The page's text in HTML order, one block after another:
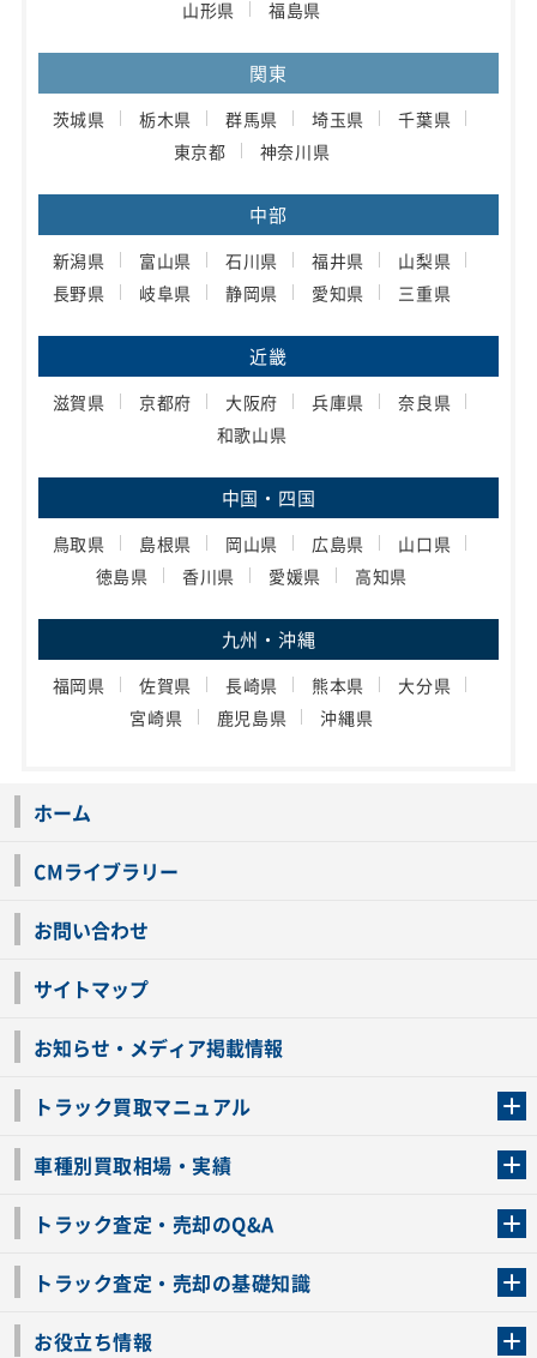
山形県
福島県
関東
茨城県 栃木県 群馬県 埼玉県
千葉県
東京都
神奈川県
中部
新潟県 富山県 石川県 福井県
山梨県
長野県
岐阜県 静岡県 愛知県 三重県
近畿
滋賀県 京都府 大阪府 兵庫県
奈良県
和歌山県
中国・四国
鳥取県 島根県 岡山県 広島県
山口県
徳島県
香川県 愛媛県 高知県
九州・沖縄
福岡県 佐賀県 長崎県 熊本県
大分県
宮崎県
鹿児島県 沖縄県
ホーム
CMライブラリー
お問い合わせ
サイトマップ
お知らせ・メディア掲載情報
トラック買取マニュアル
車種別買取相場・実績
トラック査定・売却のQ&A
トラック査定・売却の基礎知識
お役立ち情報